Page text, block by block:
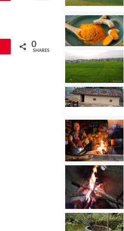
0
SHARES